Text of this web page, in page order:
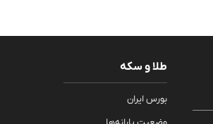
طلا و سکه
بورس ایران